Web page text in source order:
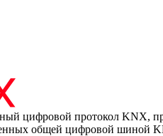
цифровой протокол KNX,
общей цифровой шиной